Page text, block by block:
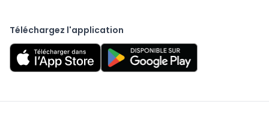
Téléchargez l'application